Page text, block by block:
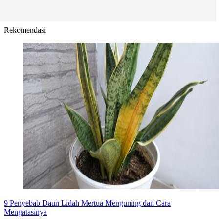
Rekomendasi
9 Penyebab Daun Lidah Mertua Menguning dan Cara
Mengatasinya